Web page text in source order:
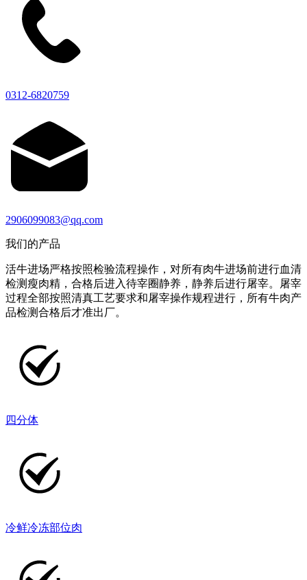
0312-6820759
2906099083@qq.com
我们的产品
活牛进场严格按照检验流程操作，对所有肉牛进场前进行血清
检测瘦肉精，合格后进入待宰圈静养，静养后进行屠宰。屠宰
过程全部按照清真工艺要求和屠宰操作规程进行，所有牛肉产
品检测合格后才准出厂。
四分体
冷鲜冷冻部位肉